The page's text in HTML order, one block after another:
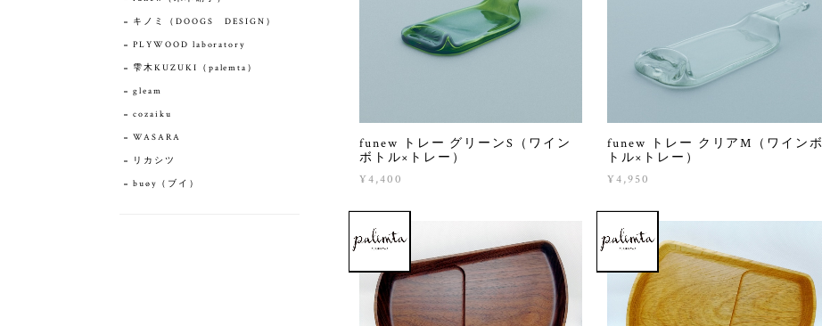
funew トレー グリーンS（ワイン
ボトル×トレー）
¥4,400
funew トレー クリアM（ワインボ
トル×トレー）
¥4,950
キノミ（DOOGS DESIGN）
PLYWOOD laboratory
雫木KUZUKI（palemta）
gleam
cozaiku
WASARA
リカシツ
buøy（ブイ）